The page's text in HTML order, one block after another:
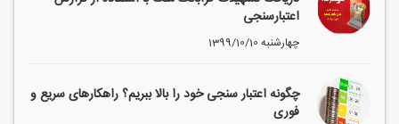
اعتبارسنجی
1399/10/10 چهارشنبه
چگونه اعتبار سنجی خود را بالا ببریم؟ راهکارهای سریع و
فوری